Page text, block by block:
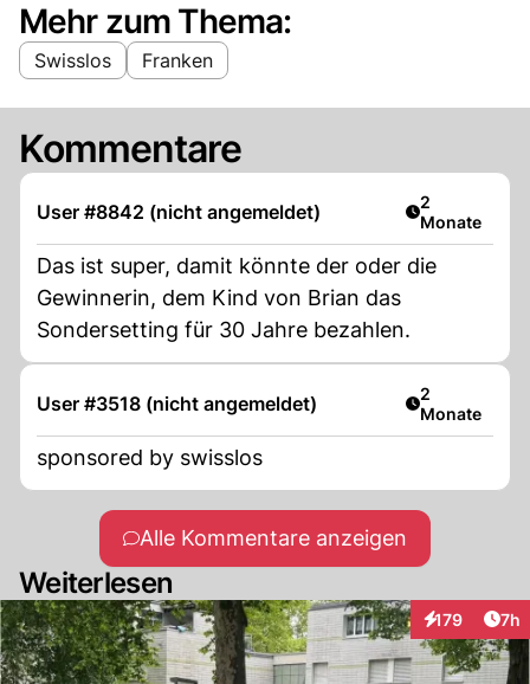
Mehr zum Thema:
Swisslos Franken
Kommentare
User #8842 (nicht angemeldet) Artikel
2
Monate
Das ist super, damit könnte der oder die
Gewinnerin, dem Kind von Brian das
Sondersetting für 30 Jahre bezahlen.
User #3518 (nicht angemeldet) Artikel
2
Monate
sponsored by swisslos
Alle Kommentare anzeigen
Weiterlesen
179
Interaktionen
7h